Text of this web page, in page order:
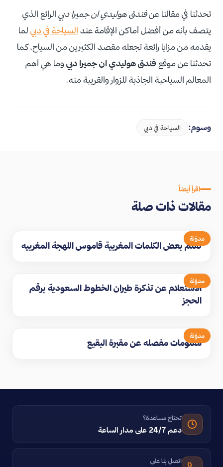
تحدثنا في مقالنا عنفندق هوليدي ان جميرا دبي الرائع الذي
يتصف بأنه من أفضل أماكن الإقامة عند السياحة في دبي لما
يقدمه من مزايا رائعة تجعله مقصد الكثيرين من السياح، كما
تحدثنا عن موقع فندق هوليدي ان جميرا دبيوما هي أهم
المعالم السياحية الجاذبة للزوار والقريبة منه.
وسوم: السياحة في دبي
اقرأ أيضاً
مقالات ذات صلة
مدوّنة
تعلم بعض الكلمات المغربية قاموس اللهجة المغربيه
مدوّنة
الاستعلام عن تذكرة طيران الخطوط السعودية برقم
الحجز
مدوّنة
معلومات مفصله عن مقبرة البقيع
تحتاج مساعدة؟
دعم 24/7 على مدار الساعة
اتصل بنا على